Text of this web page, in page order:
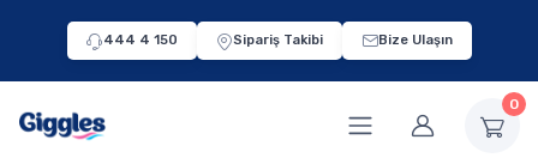
444 4 150 Sipariş Takibi Bize Ulaşın
0